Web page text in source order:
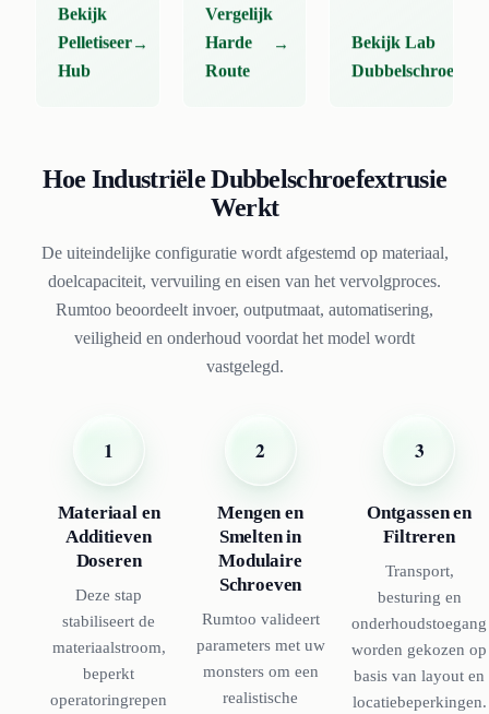
Bekijk
Pelletiseer
Hub
Vergelijk
Harde
Route
Bekijk Lab
Dubbelschroef
Hoe Industriële Dubbelschroefextrusie
Werkt
De uiteindelijke configuratie wordt afgestemd op materiaal,
doelcapaciteit, vervuiling en eisen van het vervolgproces.
Rumtoo beoordeelt invoer, outputmaat, automatisering,
veiligheid en onderhoud voordat het model wordt
vastgelegd.
1
Materiaal en
Additieven
Doseren
Deze stap
stabiliseert de
materiaalstroom,
beperkt
operatoringrepen
2
Mengen en
Smelten in
Modulaire
Schroeven
Rumtoo valideert
parameters met uw
monsters om een
realistische
3
Ontgassen en
Filtreren
Transport,
besturing en
onderhoudstoegang
worden gekozen op
basis van layout en
locatiebeperkingen.